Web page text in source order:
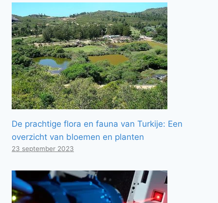
De prachtige flora en fauna van Turkije: Een
overzicht van bloemen en planten
23 september 2023